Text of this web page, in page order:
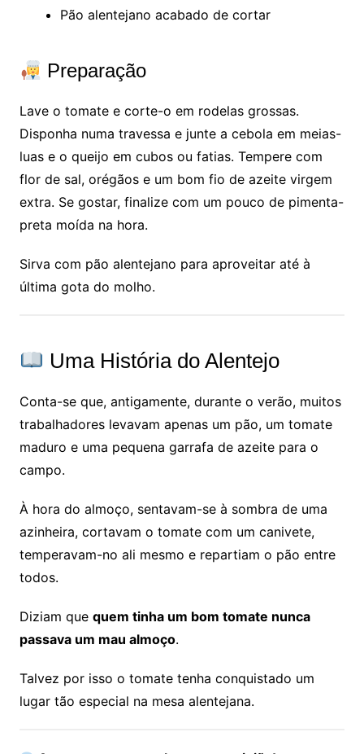
Pão alentejano acabado de cortar
Preparação
Lave o tomate e corte-o em rodelas grossas.
Disponha numa travessa e junte a cebola em meias-
luas e o queijo em cubos ou fatias. Tempere com
flor de sal, orégãos e um bom fio de azeite virgem
extra. Se gostar, finalize com um pouco de pimenta-
preta moída na hora.
Sirva com pão alentejano para aproveitar até à
última gota do molho.
Uma História do Alentejo
Conta-se que, antigamente, durante o verão, muitos
trabalhadores levavam apenas um pão, um tomate
maduro e uma pequena garrafa de azeite para o
campo.
À hora do almoço, sentavam-se à sombra de uma
azinheira, cortavam o tomate com um canivete,
temperavam-no ali mesmo e repartiam o pão entre
todos.
Diziam que quem tinha um bom tomate nunca
passava um mau almoço.
Talvez por isso o tomate tenha conquistado um
lugar tão especial na mesa alentejana.